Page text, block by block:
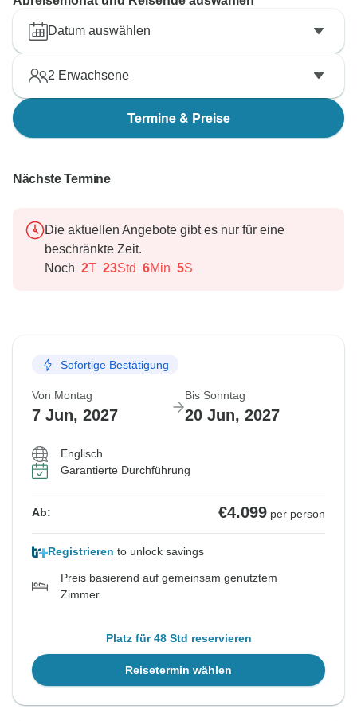
Datum auswählen
2 Erwachsene
Termine & Preise
Nächste Termine
Die aktuellen Angebote gibt es nur für eine
beschränkte Zeit.
Noch 2T 23Std 6Min 4S
Sofortige Bestätigung
Von Montag
7 Jun, 2027
Bis Sonntag
20 Jun, 2027
Englisch
Garantierte Durchführung
Ab: €4.099 per person
Registrieren to unlock savings
Preis basierend auf gemeinsam genutztem
Zimmer
Platz für 48 Std reservieren
Reisetermin wählen